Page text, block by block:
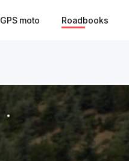
GPS moto Roadbooks